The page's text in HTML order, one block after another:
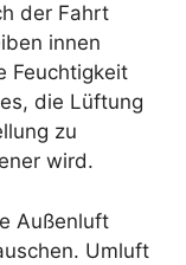
der Fahrt
innen
Feuchtigkeit
die Lüftung
zu
wird.
Außenluft
Umluft